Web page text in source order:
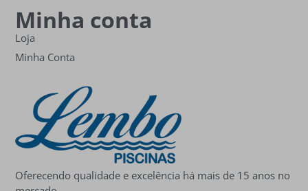
Oferecendo qualidade e excelência há mais de 15 anos no
Minha conta
Loja
Minha Conta